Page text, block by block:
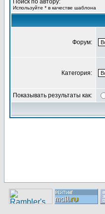
Поиск по автору:
Используйте * в качестве шаблона
Форум:
Категория:
Показывать результаты как: